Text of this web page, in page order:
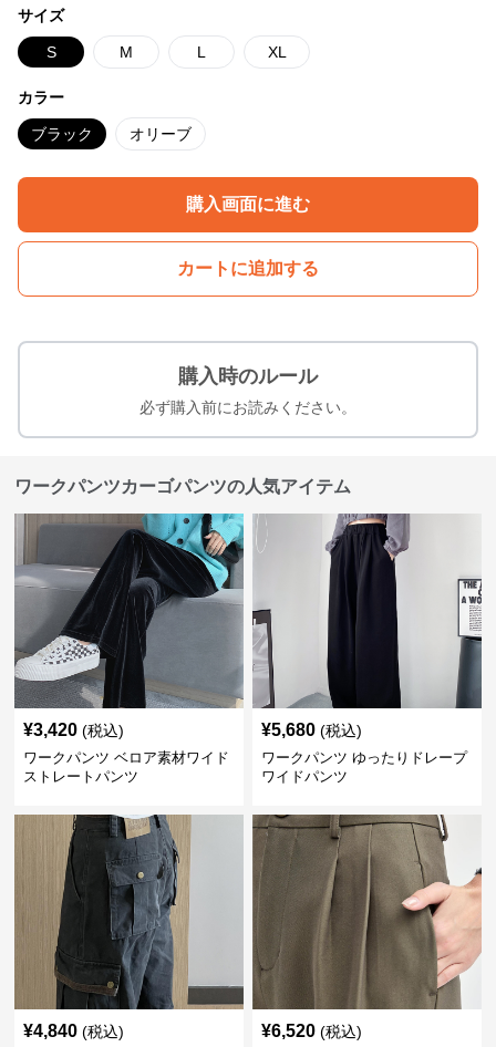
サイズ
S M L XL
カラー
ブラック オリーブ
購入画面に進む
カートに追加する
購入時のルール
必ず購入前にお読みください。
ワークパンツカーゴパンツの人気アイテム
¥3,420 (税込)
ワークパンツ ベロア素材ワイド
ストレートパンツ
¥5,680 (税込)
ワークパンツ ゆったりドレープ
ワイドパンツ
¥4,840 (税込) ¥6,520 (税込)